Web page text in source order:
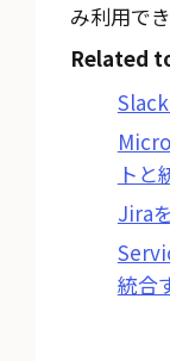
み利用で
Related
トと
Jira
統合